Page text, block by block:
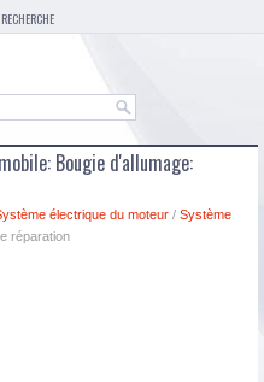
RECHERCHE
Bougie d'allumage:
électrique du moteur / Système
réparation